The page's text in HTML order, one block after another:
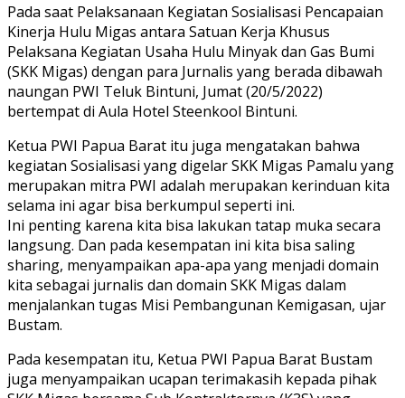
Pada saat Pelaksanaan Kegiatan Sosialisasi Pencapaian
Kinerja Hulu Migas antara Satuan Kerja Khusus
Pelaksana Kegiatan Usaha Hulu Minyak dan Gas Bumi
(SKK Migas) dengan para Jurnalis yang berada dibawah
naungan PWI Teluk Bintuni, Jumat (20/5/2022)
bertempat di Aula Hotel Steenkool Bintuni.
Ketua PWI Papua Barat itu juga mengatakan bahwa
kegiatan Sosialisasi yang digelar SKK Migas Pamalu yang
merupakan mitra PWI adalah merupakan kerinduan kita
selama ini agar bisa berkumpul seperti ini.
Ini penting karena kita bisa lakukan tatap muka secara
langsung. Dan pada kesempatan ini kita bisa saling
sharing, menyampaikan apa-apa yang menjadi domain
kita sebagai jurnalis dan domain SKK Migas dalam
menjalankan tugas Misi Pembangunan Kemigasan, ujar
Bustam.
Pada kesempatan itu, Ketua PWI Papua Barat Bustam
juga menyampaikan ucapan terimakasih kepada pihak